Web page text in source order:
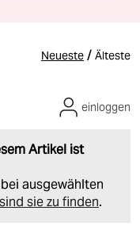
Neueste / Älteste
Artikel ist
ausgewählten
sie zu finden.
einloggen